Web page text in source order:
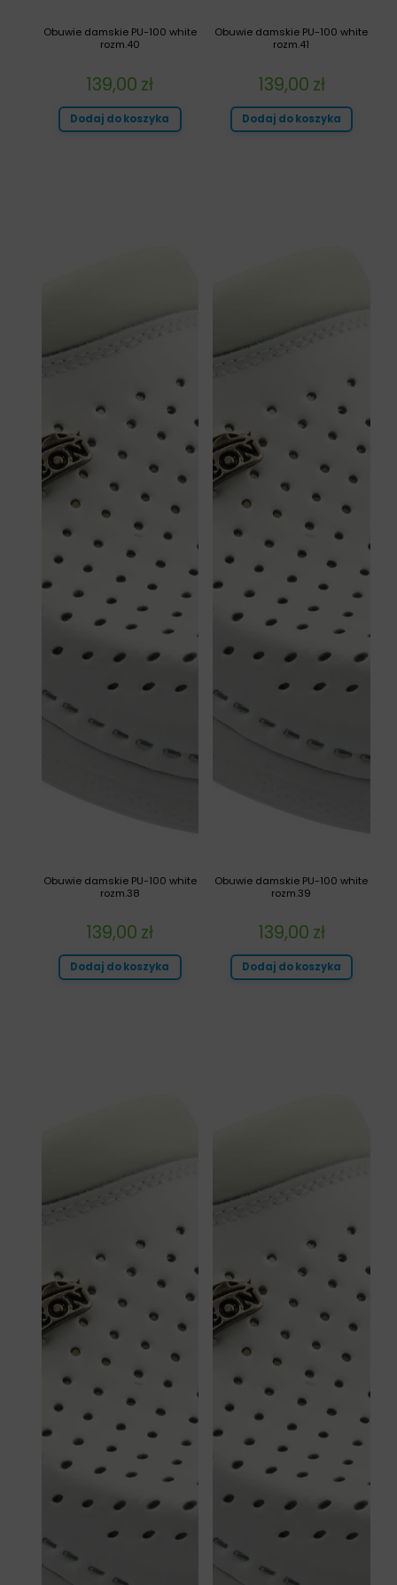
Obuwie damskie PU-100 white
rozm.41
139,00 zł
Dodaj do koszyka
Obuwie damskie PU-100 white
rozm.40
139,00 zł
Dodaj do koszyka
Obuwie damskie PU-100 white
rozm.39
139,00 zł
Dodaj do koszyka
Obuwie damskie PU-100 white
rozm.38
139,00 zł
Dodaj do koszyka